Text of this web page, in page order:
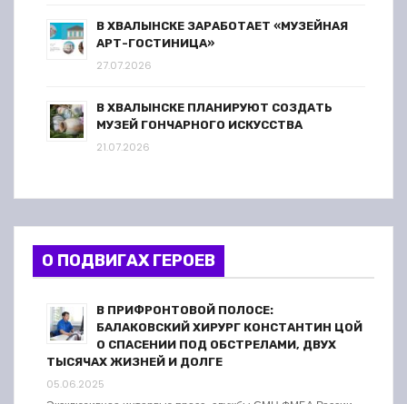
В ХВАЛЫНСКЕ ЗАРАБОТАЕТ «МУЗЕЙНАЯ
АРТ-ГОСТИНИЦА»
27.07.2026
В ХВАЛЫНСКЕ ПЛАНИРУЮТ СОЗДАТЬ
МУЗЕЙ ГОНЧАРНОГО ИСКУССТВА
21.07.2026
О ПОДВИГАХ ГЕРОЕВ
В ПРИФРОНТОВОЙ ПОЛОСЕ:
БАЛАКОВСКИЙ ХИРУРГ КОНСТАНТИН ЦОЙ
О СПАСЕНИИ ПОД ОБСТРЕЛАМИ, ДВУХ
ТЫСЯЧАХ ЖИЗНЕЙ И ДОЛГЕ
05.06.2025